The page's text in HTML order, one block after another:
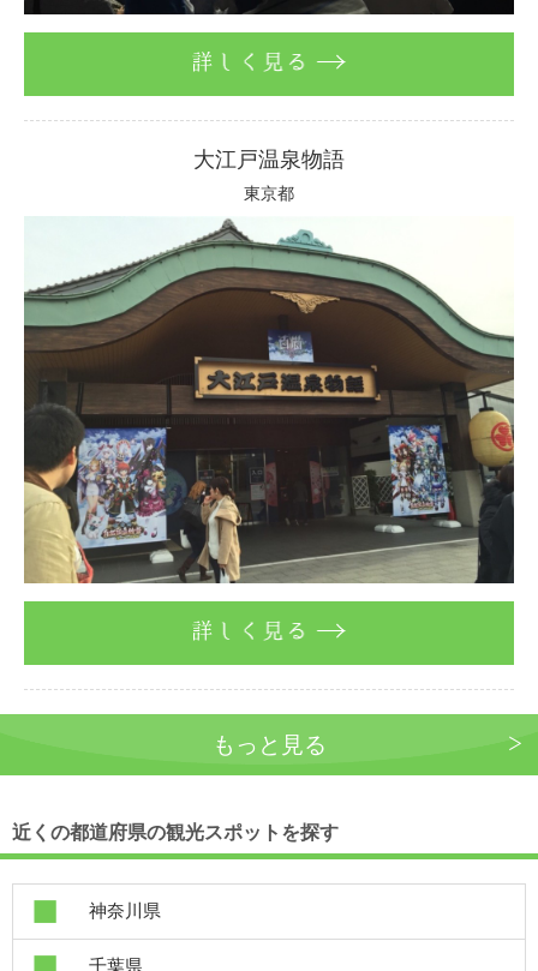
大江戸温泉物語
東京都
もっと見る
近くの都道府県の観光スポットを探す
神奈川県
千葉県